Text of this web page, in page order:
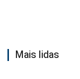
Mais lidas